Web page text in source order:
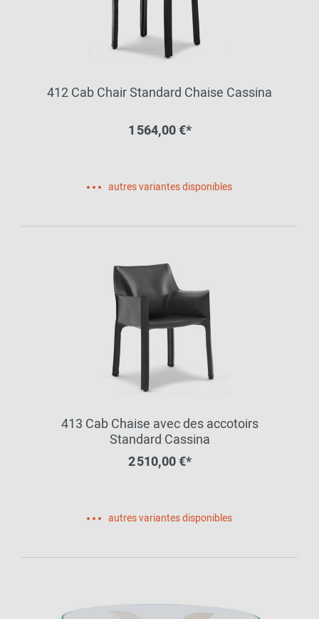
412 Cab Chair Standard Chaise Cassina
1 564,00 €*
autres variantes disponibles
413 Cab Chaise avec des accotoirs
Standard Cassina
2 510,00 €*
autres variantes disponibles